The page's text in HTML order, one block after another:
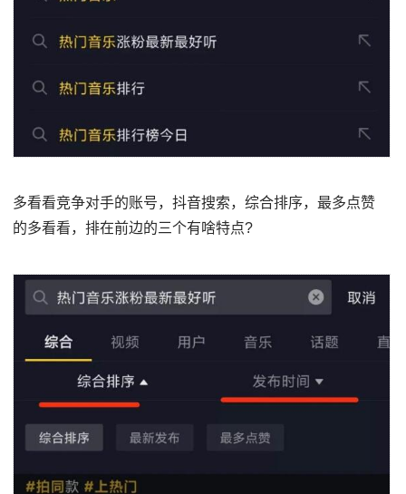
多看看竞争对手的账号，抖音搜索，综合排序，最多点赞
的多看看，排在前边的三个有啥特点?